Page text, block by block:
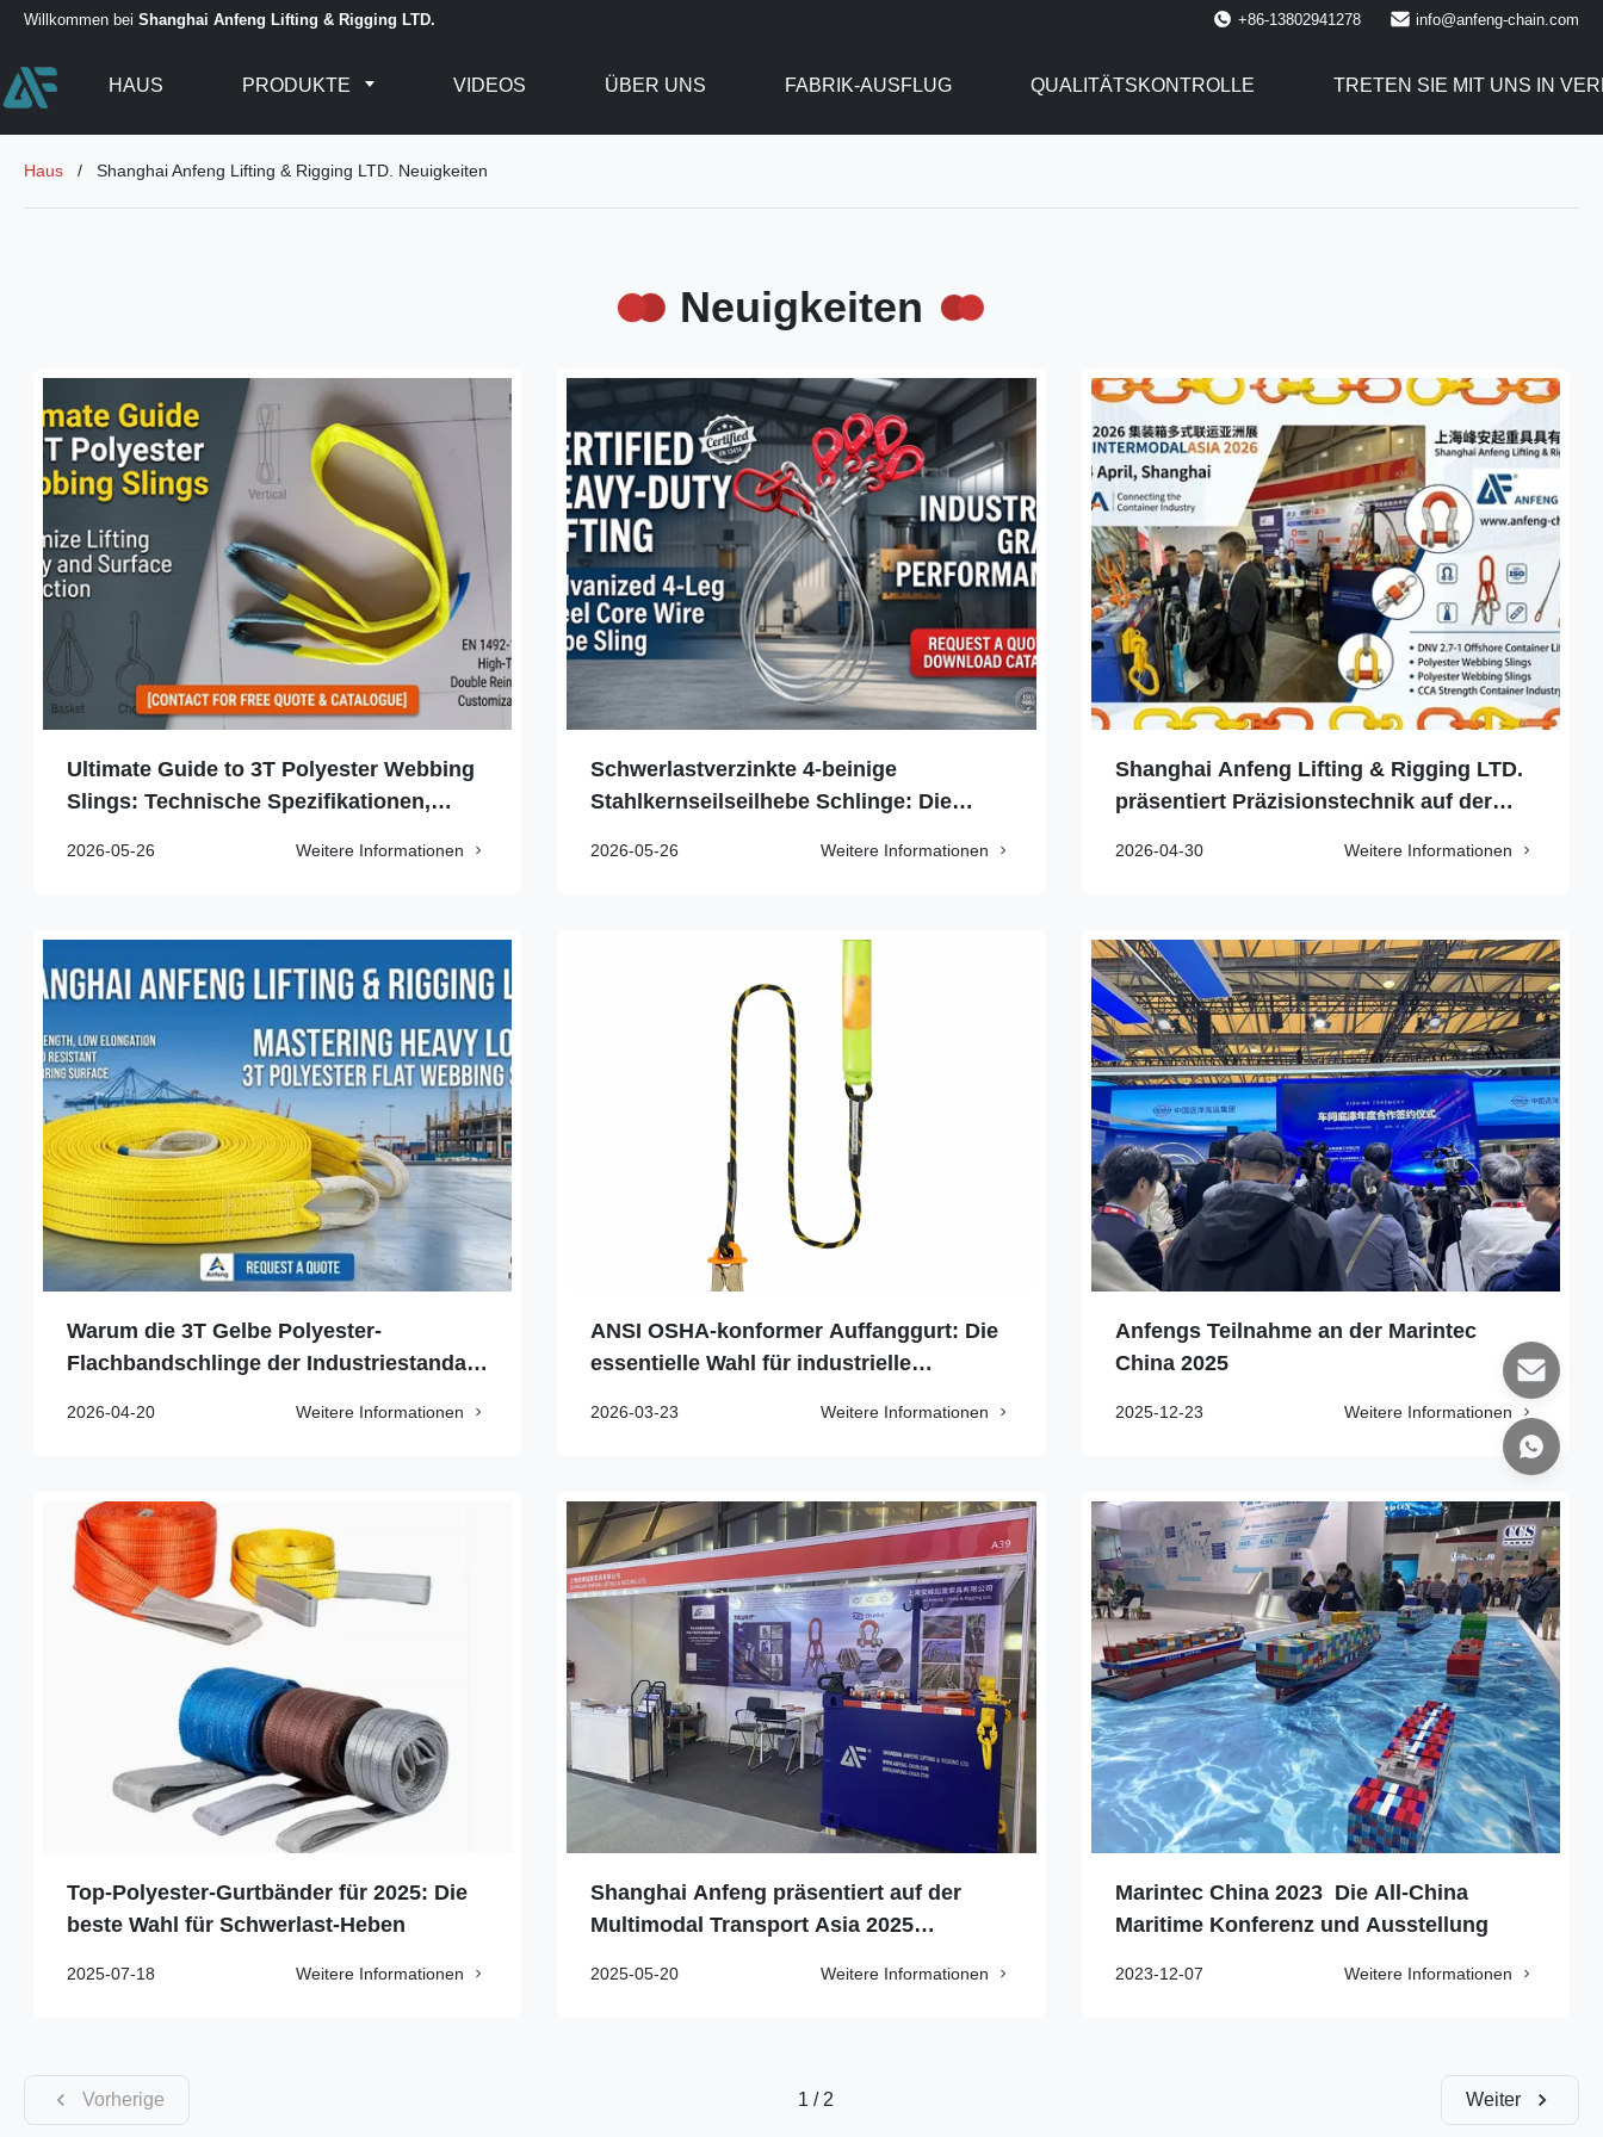
Willkommen bei Shanghai Anfeng Lifting & Rigging LTD. +86-13802941278 info@anfeng-chain.com
HAUS PRODUKTE VIDEOS ÜBER UNS FABRIK-AUSFLUG QUALITÄTSKONTROLLE TRETEN SIE MIT UNS IN
Haus / Shanghai Anfeng Lifting & Rigging LTD. Neuigkeiten
Neuigkeiten
Ultimate Guide to 3T Polyester Webbing
Slings: Technische Spezifikationen,
2026-05-26 Weitere Informationen
Schwerlastverzinkte 4-beinige
Stahlkernseilseilhebe Schlinge: Die
2026-05-26 Weitere Informationen
Shanghai Anfeng Lifting & Rigging LTD.
präsentiert Präzisionstechnik auf der
2026-04-30 Weitere Informationen
Warum die 3T Gelbe Polyester-
Flachbandschlinge der Industriestandard
2026-04-20 Weitere Informationen
ANSI OSHA-konformer Auffanggurt: Die
essentielle Wahl für industrielle
2026-03-23 Weitere Informationen
Anfengs Teilnahme an der Marintec
China 2025
2025-12-23 Weitere Informationen
Top-Polyester-Gurtbänder für 2025: Die
beste Wahl für Schwerlast-Heben
2025-07-18 Weitere Informationen
Shanghai Anfeng präsentiert auf der
Multimodal Transport Asia 2025
2025-05-20 Weitere Informationen
Marintec China 2023  Die All-China
Maritime Konferenz und Ausstellung
2023-12-07 Weitere Informationen
Vorherige 1 / 2 Weiter